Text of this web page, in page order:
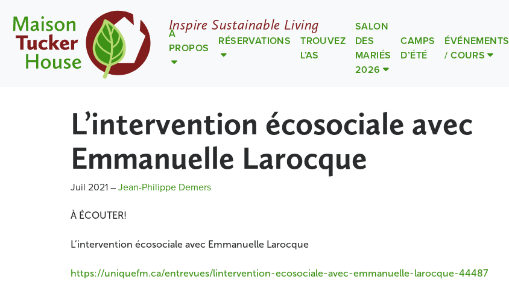
Inspire Sustainable Living
À
PROPOS
RÉSERVATIONS
TROUVEZ
L’AS
SALON
DES
MARIÉS
2026
CAMPS
D’ÉTÉ
ÉVÉNEMENTS
/ COURS
L’intervention écosociale avec
Emmanuelle Larocque
Juil 2021–Jean-Philippe Demers
À ÉCOUTER!
L’intervention écosociale avec Emmanuelle Larocque
https://uniquefm.ca/entrevues/lintervention-ecosociale-avec-emmanuelle-larocque-44487